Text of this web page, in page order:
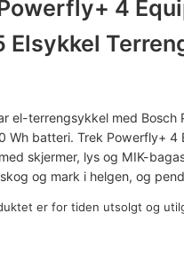
4
Elsykkel
el-terrengsykkel med Bosch
Wh batteri. Trek Powerfly+ 4
skjermer, lys og MIK-
og mark i helgen, og
er for tiden utsolgt og